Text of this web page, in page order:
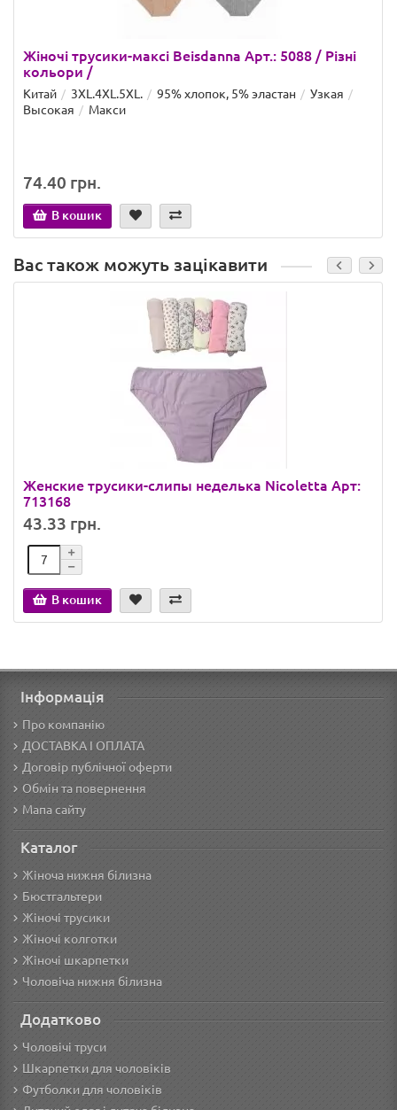
Жіночі трусики-максі Beisdanna Арт.: 5088 / Різні
кольори /
Китай 3XL.4XL.5XL. 95% хлопок, 5% эластан
Узкая
Высокая
Макси
74.40 грн.
В кошик
Вас також можуть зацікавити
Женские трусики-слипы неделька Nicoletta Арт:
713168
43.33 грн.
В кошик
Інформація
Про компанію
ДОСТАВКА І ОПЛАТА
Договір публічної оферти
Обмін та повернення
Мапа сайту
Каталог
Жіноча нижня білизна
Бюстгальтери
Жіночі трусики
Жіночі колготки
Жіночі шкарпетки
Чоловіча нижня білизна
Додатково
Чоловічі труси
Шкарпетки для чоловіків
Футболки для чоловіків